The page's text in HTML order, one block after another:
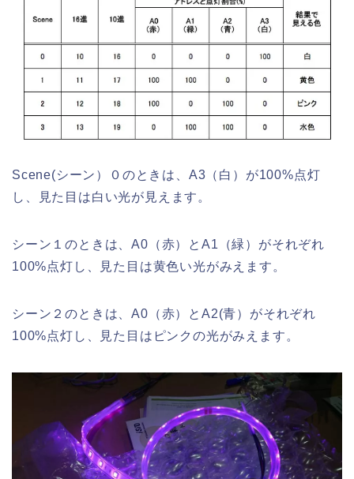
Scene(シーン）０のときは、A3（白）が100%点灯
し、見た目は白い光が見えます。
シーン１のときは、A0（赤）とA1（緑）がそれぞれ
100%点灯し、見た目は黄色い光がみえます。
シーン２のときは、A0（赤）とA2(青）がそれぞれ
100%点灯し、見た目はピンクの光がみえます。